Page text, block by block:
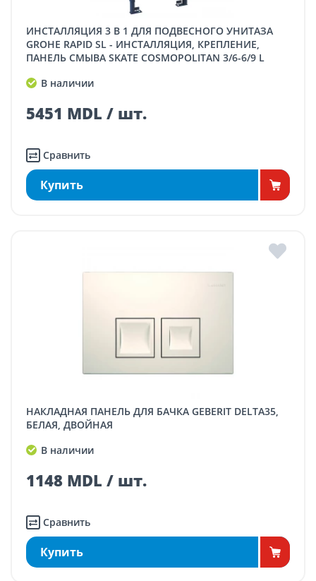
ИНСТАЛЛЯЦИЯ 3 В 1 ДЛЯ ПОДВЕСНОГО УНИТАЗА
GROHE RAPID SL - ИНСТАЛЛЯЦИЯ, КРЕПЛЕНИЕ,
ПАНЕЛЬ СМЫВА SKATE COSMOPOLITAN 3/6-6/9 L
В наличии
5451 MDL / шт.
Сравнить
Купить
НАКЛАДНАЯ ПАНЕЛЬ ДЛЯ БАЧКА GEBERIT DELTA35,
БЕЛАЯ, ДВОЙНАЯ
В наличии
1148 MDL / шт.
Сравнить
Купить